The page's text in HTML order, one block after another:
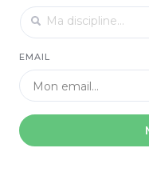
EMAIL